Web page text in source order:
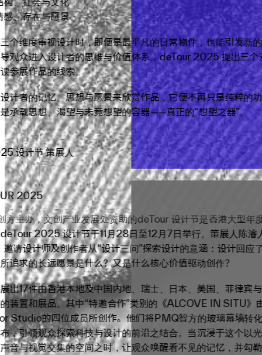
、存在与愿景
个维度审视设计时，即便是最平凡的日常物件，也能引发新
观众进入设计者的思维与价值体系，deTour 2025 提出三个
参展作品的线索。
计者的记忆、思想与愿景来欣赏作品，它便不再只是纯粹的
承载思想、渴望与未竟想望的容器——真正的“想望之器”。
设计节 策展人
2025
方主办，文创产业发展处资助的deTour 设计节是香港大型年
2025 设计节于11月28日至12月7日举行。策展人陈濬
邀请设计师及创作者从“设计三问”探索设计的意涵：设计回应
追求的长远愿景是什么？又是什么核心价值驱动创作？
出17件由香港本地及中国内地、瑞士、日本、美国、菲律宾
装置和展品。其中“特邀合作”类别的《ALCOVE IN SITU》
Studio的四位成员所创作。他们将PMQ智方的玻璃幕墙转
，引领观众探索科技与设计的前沿之结合。当沉浸于这个以
音与视觉交集的空间之时，让观众唤醒看不见的记忆，并勾